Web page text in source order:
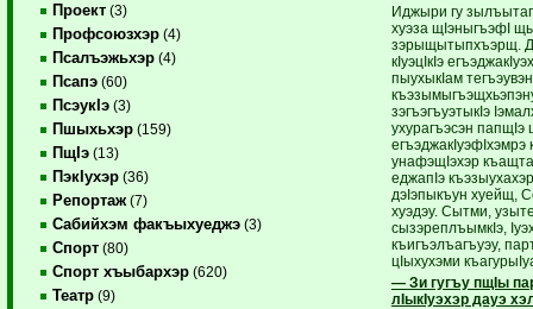
Проект (3)
Профсоюзхэр (4)
Псалъэжьхэр (4)
Псапэ (60)
ПсэукIэ (3)
Пшыхьхэр (159)
ПщIэ (13)
ПэкIухэр (36)
Репортаж (7)
Сабийхэм факъыхуеджэ (3)
Спорт (80)
Спорт хъыбархэр (620)
Театр (9)
Иджыри гу
хуэза щIэныгъэфI
зэрыщытыпхъэрщ.
кIуэцIкIэ
пыухыкIам
зэгъэгъуэтыкIэ
ухурагъэсэн папщIэ
егъэджакIуэфIхэмрэ
унафэщIэхэр
еджапIэ
дэIэпыкъун хуейщ,
хуэдэу. Сытми,
сызэреплъымкIэ,
къигъэлъагъуэу,
цIыхухэми
— Зи гугъу пщIы
лIыкIуэхэр дауэ